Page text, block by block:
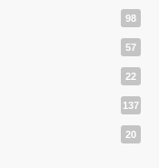
98
57
22
137
20